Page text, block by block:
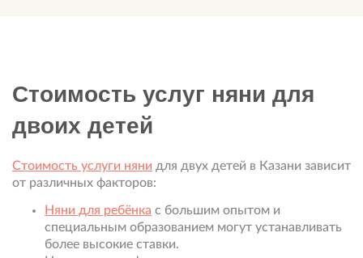
Стоимость услуг няни для
двоих детей
Стоимость услуги няни для двух детей в Казани зависит
от различных факторов:
Няни для ребёнка с большим опытом и
специальным образованием могут устанавливать
более высокие ставки.